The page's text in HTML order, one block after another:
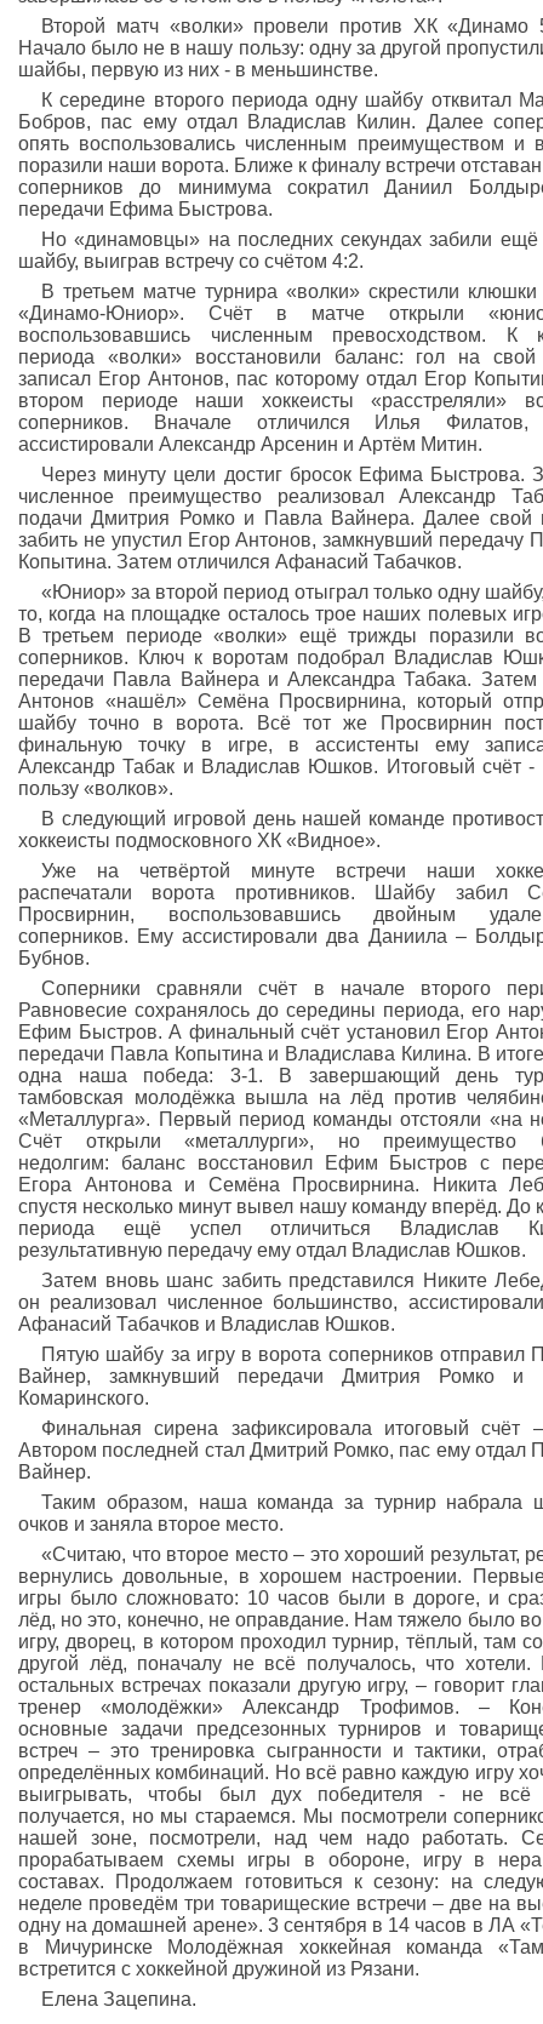
Второй матч «волки» провели против ХК «Динамо
Начало было не в нашу пользу: одну за другой
шайбы, первую из них - в меньшинстве.
К середине второго периода одну шайбу отквитал
Бобров, пас ему отдал Владислав Килин. Далее
опять воспользовались численным преимуществом и
поразили наши ворота. Ближе к финалу встречи
соперников до минимума сократил Даниил
передачи Ефима Быстрова.
Но «динамовцы» на последних секундах забили ещё
шайбу, выиграв встречу со счётом 4:2.
В третьем матче турнира «волки» скрестили
«Динамо-Юниор». Счёт в матче открыли
воспользовавшись численным превосходством. К
периода «волки» восстановили баланс: гол на свой
записал Егор Антонов, пас которому отдал Егор
втором периоде наши хоккеисты «расстреляли»
соперников. Вначале отличился Илья
ассистировали Александр Арсенин и Артём Митин.
Через минуту цели достиг бросок Ефима Быстрова.
численное преимущество реализовал Александр
подачи Дмитрия Ромко и Павла Вайнера. Далее свой
забить не упустил Егор Антонов, замкнувший передачу
Копытина. Затем отличился Афанасий Табачков.
«Юниор» за второй период отыграл только одну
то, когда на площадке осталось трое наших полевых
В третьем периоде «волки» ещё трижды поразили
соперников. Ключ к воротам подобрал Владислав
передачи Павла Вайнера и Александра Табака. Затем
Антонов «нашёл» Семёна Просвирнина, который
шайбу точно в ворота. Всё тот же Просвирнин
финальную точку в игре, в ассистенты ему
Александр Табак и Владислав Юшков. Итоговый счёт -
пользу «волков».
В следующий игровой день нашей команде
хоккеисты подмосковного ХК «Видное».
Уже на четвёртой минуте встречи наши
распечатали ворота противников. Шайбу забил
Просвирнин, воспользовавшись двойным
соперников. Ему ассистировали два Даниила –
Бубнов.
Соперники сравняли счёт в начале второго
Равновесие сохранялось до середины периода, его
Ефим Быстров. А финальный счёт установил Егор
передачи Павла Копытина и Владислава Килина. В
одна наша победа: 3-1. В завершающий день
тамбовская молодёжка вышла на лёд против
«Металлурга». Первый период команды отстояли «на
Счёт открыли «металлурги», но преимущество
недолгим: баланс восстановил Ефим Быстров с
Егора Антонова и Семёна Просвирнина. Никита
спустя несколько минут вывел нашу команду вперёд. До
периода ещё успел отличиться Владислав
результативную передачу ему отдал Владислав Юшков.
Затем вновь шанс забить представился Никите
он реализовал численное большинство,
Афанасий Табачков и Владислав Юшков.
Пятую шайбу за игру в ворота соперников отправил
Вайнер, замкнувший передачи Дмитрия Ромко и
Комаринского.
Финальная сирена зафиксировала итоговый счёт
Автором последней стал Дмитрий Ромко, пас ему отдал
Вайнер.
Таким образом, наша команда за турнир набрала
очков и заняла второе место.
«Считаю, что второе место – это хороший результат,
вернулись довольные, в хорошем настроении.
игры было сложновато: 10 часов были в дороге, и
лёд, но это, конечно, не оправдание. Нам тяжело было
игру, дворец, в котором проходил турнир, тёплый, там
другой лёд, поначалу не всё получалось, что
остальных встречах показали другую игру, – говорит
тренер «молодёжки» Александр Трофимов. –
основные задачи предсезонных турниров и
встреч – это тренировка сыгранности и тактики,
определённых комбинаций. Но всё равно каждую игру
выигрывать, чтобы был дух победителя - не всё
получается, но мы стараемся. Мы посмотрели
нашей зоне, посмотрели, над чем надо работать.
прорабатываем схемы игры в обороне, игру в
составах. Продолжаем готовиться к сезону: на
неделе проведём три товарищеские встречи – две на
одну на домашней арене». 3 сентября в 14 часов в ЛА
в Мичуринске Молодёжная хоккейная команда
встретится с хоккейной дружиной из Рязани.
Елена Зацепина.